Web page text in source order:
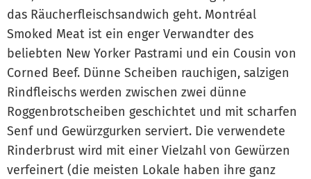
das Räucherfleischsandwich geht. Montréal
Smoked Meat ist ein enger Verwandter des
beliebten New Yorker Pastrami und ein Cousin von
Corned Beef. Dünne Scheiben rauchigen, salzigen
Rindfleischs werden zwischen zwei dünne
Roggenbrotscheiben geschichtet und mit scharfen
Senf und Gewürzgurken serviert. Die verwendete
Rinderbrust wird mit einer Vielzahl von Gewürzen
verfeinert (die meisten Lokale haben ihre ganz